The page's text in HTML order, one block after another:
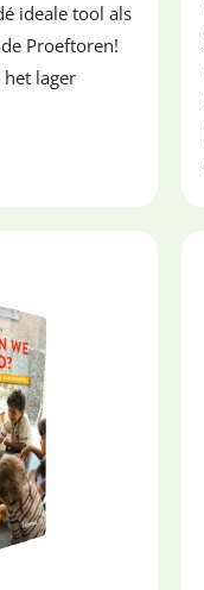
ideale tool als
Proeftoren!
lager